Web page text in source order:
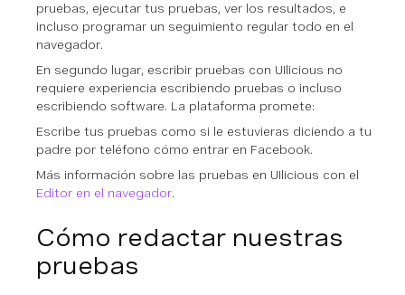
pruebas, ejecutar tus pruebas, ver los resultados, e
incluso programar un seguimiento regular todo en el
navegador.
En segundo lugar, escribir pruebas con UIlicious no
requiere experiencia escribiendo pruebas o incluso
escribiendo software. La plataforma promete:
Escribe tus pruebas como si le estuvieras diciendo a tu
padre por teléfono cómo entrar en Facebook.
Más información sobre las pruebas en UIlicious con el
Editor en el navegador.
Cómo redactar nuestras
pruebas